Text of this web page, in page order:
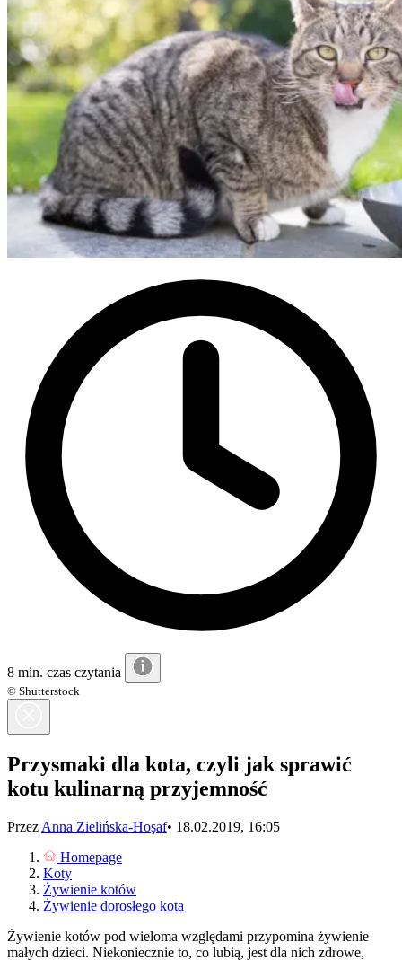
8 min. czas czytania
© Shutterstock
Przysmaki dla kota, czyli jak sprawić
kotu kulinarną przyjemność
Przez Anna Zielińska-Hoşaf• 18.02.2019, 16:05
Homepage
Koty
Żywienie kotów
Żywienie dorosłego kota
Żywienie kotów pod wieloma względami przypomina żywienie
małych dzieci. Niekoniecznie to, co lubią, jest dla nich zdrowe,